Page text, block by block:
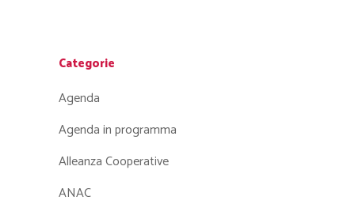
Categorie
Agenda
Agenda in programma
Alleanza Cooperative
ANAC